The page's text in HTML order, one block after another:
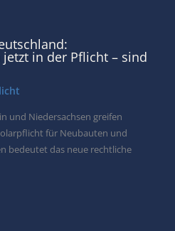
in der Pflicht – sind
und Niedersachsen greifen
für Neubauten und
bedeutet das neue rechtliche